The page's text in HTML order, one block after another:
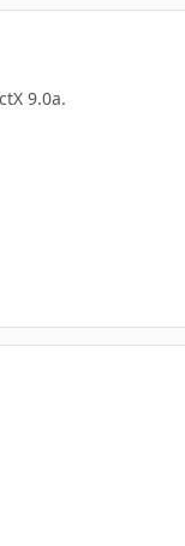
9.0a.